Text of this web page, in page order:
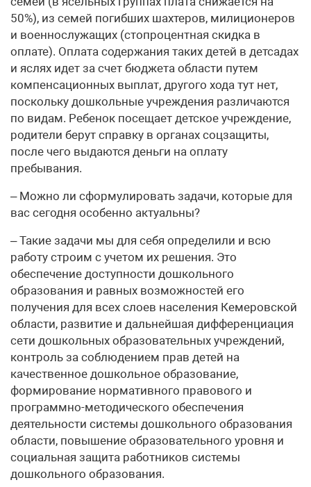
50%), из семей погибших шахтеров, милиционеров
и военнослужащих (стопроцентная скидка в
оплате). Оплата содержания таких детей в детсадах
и яслях идет за счет бюджета области путем
компенсационных выплат, другого хода тут нет,
поскольку дошкольные учреждения различаются
по видам. Ребенок посещает детское учреждение,
родители берут справку в органах соцзащиты,
после чего выдаются деньги на оплату
пребывания.
– Можно ли сформулировать задачи, которые для
вас сегодня особенно актуальны?
– Такие задачи мы для себя определили и всю
работу строим с учетом их решения. Это
обеспечение доступности дошкольного
образования и равных возможностей его
получения для всех слоев населения Кемеровской
области, развитие и дальнейшая дифференциация
сети дошкольных образовательных учреждений,
контроль за соблюдением прав детей на
качественное дошкольное образование,
формирование нормативного правового и
программно-методического обеспечения
деятельности системы дошкольного образования
области, повышение образовательного уровня и
социальная защита работников системы
дошкольного образования.